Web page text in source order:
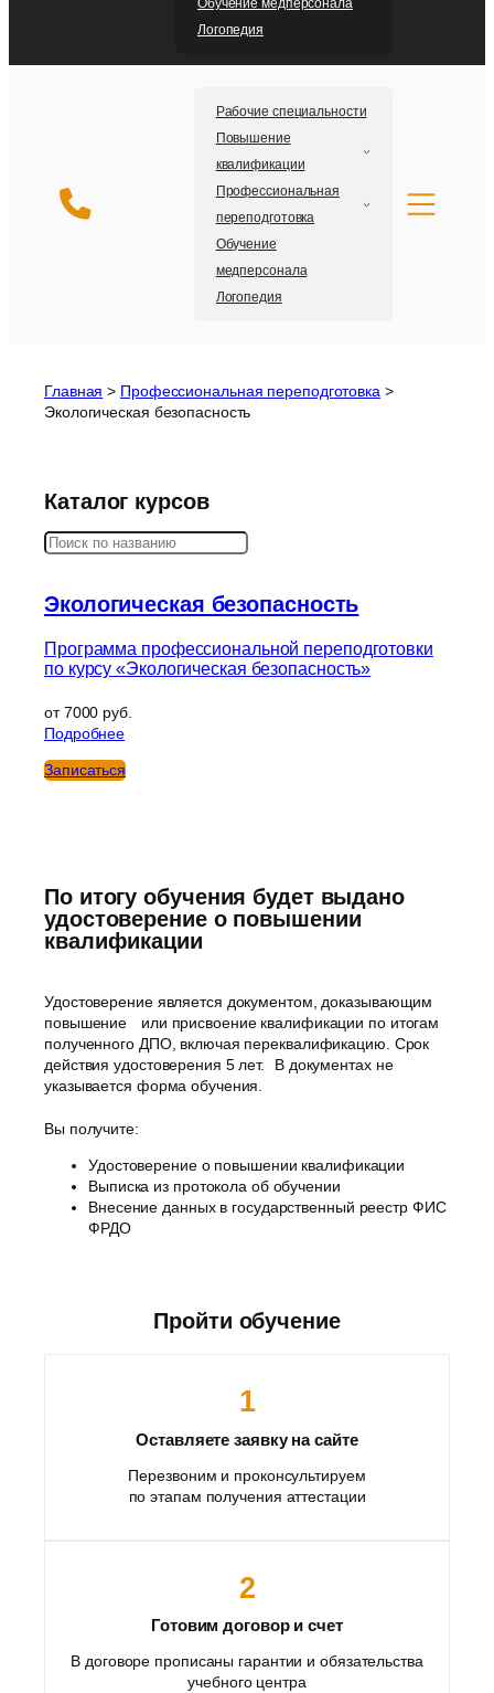
Логопедия
Рабочие специальности
Повышение
квалификации
Профессиональная
переподготовка
Обучение
медперсонала
Логопедия
Главная > Профессиональная переподготовка >
Экологическая безопасность
Каталог курсов
Поиск
Экологическая безопасность
Программа профессиональной переподготовки
по курсу «Экологическая безопасность»
от 7000 руб.
Подробнее
Записаться
По итогу обучения будет выдано
удостоверение о повышении
квалификации
Удостоверение является документом, доказывающим
повышение или присвоение квалификации по итогам
полученного ДПО, включая переквалификацию. Срок
действия удостоверения 5 лет. В документах не
указывается форма обучения.
Вы получите:
Удостоверение о повышении квалификации
Выписка из протокола об обучении
Внесение данных в государственный реестр ФИС
ФРДО
Пройти обучение
1
Оставляете заявку на сайте
Перезвоним и проконсультируем
по этапам получения аттестации
2
Готовим договор и счет
В договоре прописаны гарантии и обязательства
учебного центра